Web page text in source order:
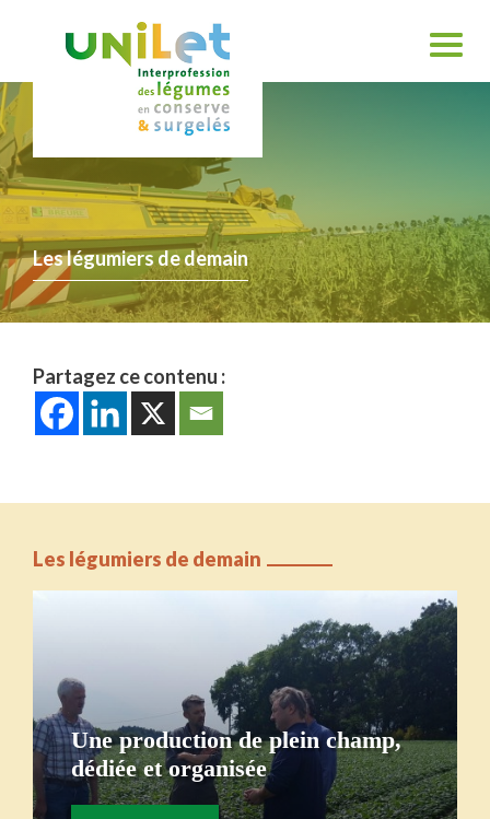
Les légumiers de demain
Partagez ce contenu :
Les légumiers de demain
Une production de plein champ,
dédiée et organisée